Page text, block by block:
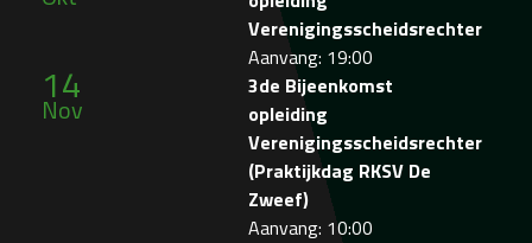
Verenigingsscheidsrechter
Aanvang: 19:00
14
Nov
3de Bijeenkomst
opleiding
Verenigingsscheidsrechter
(Praktijkdag RKSV De
Zweef)
Aanvang: 10:00